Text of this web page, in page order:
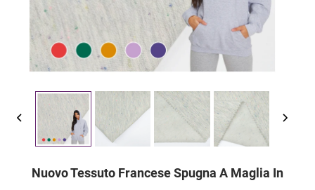
Nuovo Tessuto Francese Spugna A Maglia In